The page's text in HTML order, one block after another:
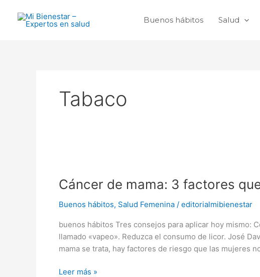
contenido
Buenos hábitos Salud
Tabaco
Cáncer de mama: 3 factores
Buenos hábitos, Salud Femenina / editorialmibienestar
buenos hábitos Tres consejos para aplicar hoy mismo:
llamado «vapeo». Reduzca el consumo de licor. José
mama se trata, hay factores de riesgo que las mujeres
mama:
factores
pueden
controlar
las
mujeres
Leer más »